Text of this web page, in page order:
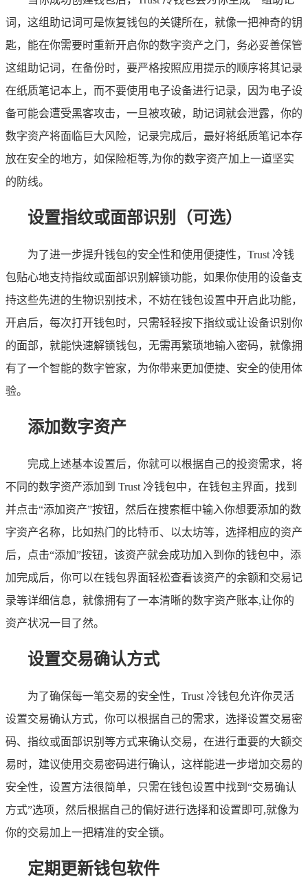
词，这组助记词可是恢复钱包的关键所在，就像一把神奇的钥
匙，能在你需要时重新开启你的数字资产之门，务必妥善保管
这组助记词，在备份时，要严格按照应用提示的顺序将其记录
在纸质笔记本上，而不要使用电子设备进行记录，因为电子设
备可能会遭受黑客攻击，一旦被攻破，助记词就会泄露，你的
数字资产将面临巨大风险，记录完成后，最好将纸质笔记本存
放在安全的地方，如保险柜等,为你的数字资产加上一道坚实
的防线。
设置指纹或面部识别（可选）
为了进一步提升钱包的安全性和使用便捷性，Trust 冷钱
包贴心地支持指纹或面部识别解锁功能，如果你使用的设备支
持这些先进的生物识别技术，不妨在钱包设置中开启此功能，
开启后，每次打开钱包时，只需轻轻按下指纹或让设备识别你
的面部，就能快速解锁钱包，无需再繁琐地输入密码，就像拥
有了一个智能的数字管家，为你带来更加便捷、安全的使用体
验。
添加数字资产
完成上述基本设置后，你就可以根据自己的投资需求，将
不同的数字资产添加到 Trust 冷钱包中，在钱包主界面，找到
并点击“添加资产”按钮，然后在搜索框中输入你想要添加的数
字资产名称，比如热门的比特币、以太坊等，选择相应的资产
后，点击“添加”按钮，该资产就会成功加入到你的钱包中，添
加完成后，你可以在钱包界面轻松查看该资产的余额和交易记
录等详细信息，就像拥有了一本清晰的数字资产账本,让你的
资产状况一目了然。
设置交易确认方式
为了确保每一笔交易的安全性，Trust 冷钱包允许你灵活
设置交易确认方式，你可以根据自己的需求，选择设置交易密
码、指纹或面部识别等方式来确认交易，在进行重要的大额交
易时，建议使用交易密码进行确认，这样能进一步增加交易的
安全性，设置方法很简单，只需在钱包设置中找到“交易确认
方式”选项，然后根据自己的偏好进行选择和设置即可,就像为
你的交易加上一把精准的安全锁。
定期更新钱包软件